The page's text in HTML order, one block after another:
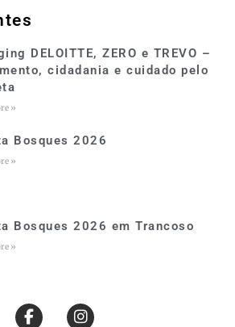
DELOITTE, ZERO e TREVO –
cidadania e cuidado pelo
»
Bosques 2026
»
Bosques 2026 em Trancoso
»